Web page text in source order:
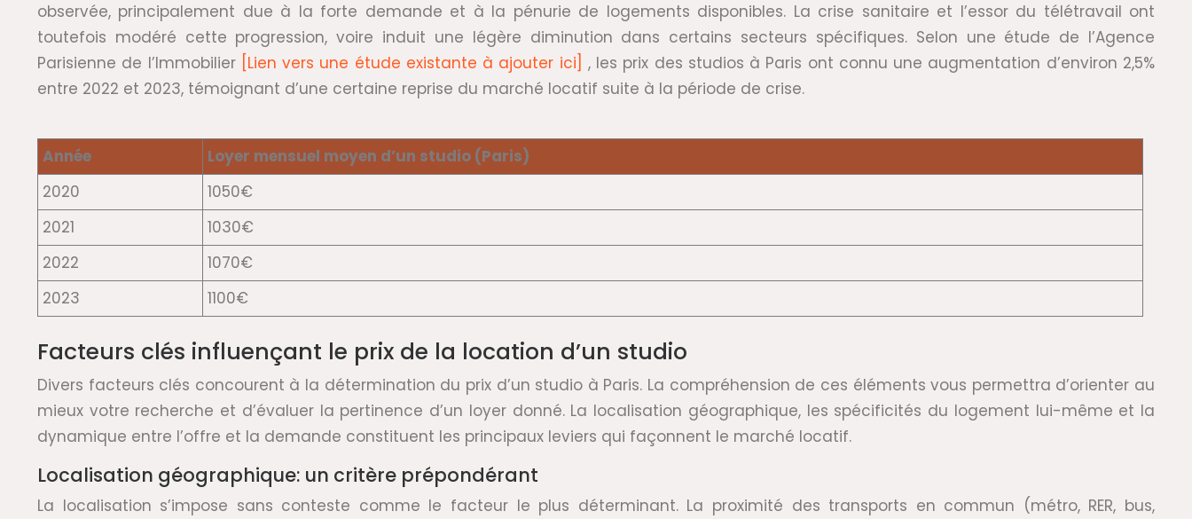
observée, principalement due à la forte demande et à la pénurie de logements disponibles. La crise sanitaire et l’essor du télétravail ont
toutefois modéré cette progression, voire induit une légère diminution dans certains secteurs spécifiques. Selon une étude de l’Agence
Parisienne de l’Immobilier [Lien vers une étude existante à ajouter ici] , les prix des studios à Paris ont connu une augmentation d’environ 2,5%
entre 2022 et 2023, témoignant d’une certaine reprise du marché locatif suite à la période de crise.
Année
Loyer mensuel moyen d’un studio (Paris)
2020
1050€
2021
1030€
2022
1070€
2023
1100€
Facteurs clés influençant le prix de la location d’un studio
Divers facteurs clés concourent à la détermination du prix d’un studio à Paris. La compréhension de ces éléments vous permettra d’orienter au
mieux votre recherche et d’évaluer la pertinence d’un loyer donné. La localisation géographique, les spécificités du logement lui-même et la
dynamique entre l’offre et la demande constituent les principaux leviers qui façonnent le marché locatif.
Localisation géographique: un critère prépondérant
La localisation s’impose sans conteste comme le facteur le plus déterminant. La proximité des transports en commun (métro, RER, bus,